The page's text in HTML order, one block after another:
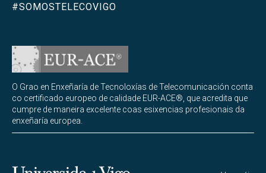
#SOMOSTELECOVIGO
O Grao en Enxeñaría de Tecnoloxías de Telecomunicación conta
co certificado europeo de calidade EUR-ACE®, que acredita que
cumpre de maneira excelente coas esixencias profesionais da
enxeñaría europea.